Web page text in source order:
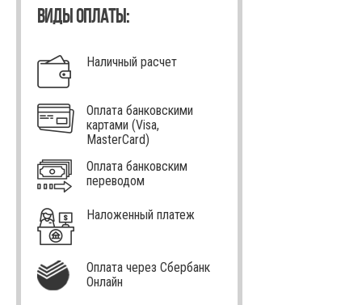
ВИДЫ ОПЛАТЫ:
Наличный расчет
Оплата банковскими
картами (Visa,
MasterCard)
Оплата банковским
переводом
Наложенный платеж
Оплата через Сбербанк
Онлайн